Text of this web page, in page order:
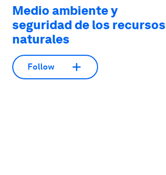
Medio ambiente y
seguridad de los recursos
naturales
Follow